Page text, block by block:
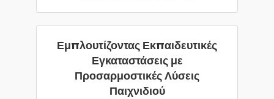
Εμπλουτίζοντας Εκπαιδευτικές
Εγκαταστάσεις με
Προσαρμοστικές Λύσεις
Παιχνιδιού